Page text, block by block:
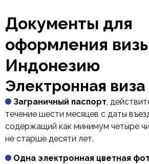
Документы для
оформления
Индонезию
Электронная виза
Заграничный паспорт ,
течение шести месяцев с даты
содержащий как минимум четыре
не старше десяти лет.
Одна электронная цветная